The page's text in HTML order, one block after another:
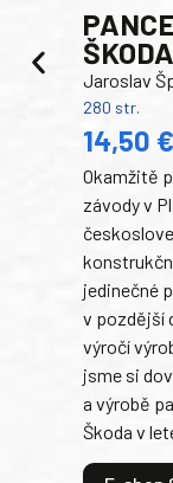
ŠKODA
Jaroslav
280 str.
14,50
Okamžitě
závody v
jedinečné
v pozdější
výročí
jsme si
a výrobě
Škoda v